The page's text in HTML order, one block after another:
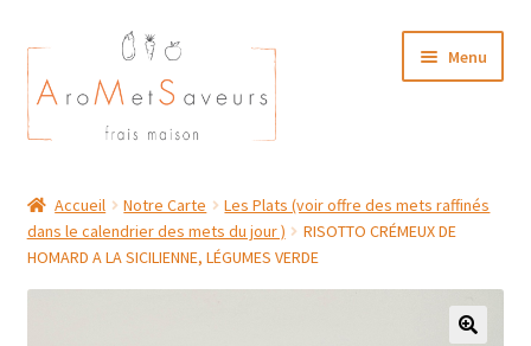
Aller
à
la
navigation
Aller
au
contenu
Menu
Plat du Jour/ Menu Week end
NOS BOUTIQUES
Accueil Notre Carte
Les Plats (voir offre des mets raffinés
dans le calendrier des mets du jour )
RISOTTO CRÉMEUX DE
HOMARD A LA SICILIENNE, LÉGUMES VERDE